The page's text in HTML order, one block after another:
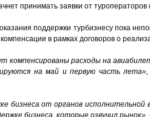
принимать заявки от
поддержки турбизнесу пока
в рамках договоров о
компенсированы расходы на
на май и первую часть лета»,
бизнеса от органов
бизнеса, которые озвучил рынок»,